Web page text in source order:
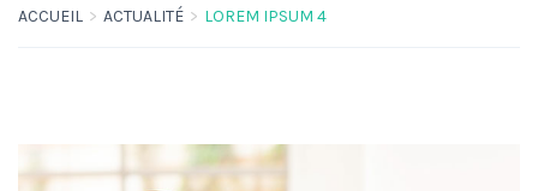
ACCUEIL ACTUALITÉ LOREM IPSUM 4